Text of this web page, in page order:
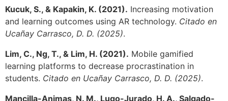
Kucuk, S., & Kapakin, K. (2021). Increasing motivation
and learning outcomes using AR technology. Citado en
Ucañay Carrasco, D. D. (2025).
Lim, C., Ng, T., & Lim, H. (2021). Mobile gamified
learning platforms to decrease procrastination in
students. Citado en Ucañay Carrasco, D. D. (2025).
Mancilla-Animas, N. M., Lugo-Jurado, H. A., Salgado-